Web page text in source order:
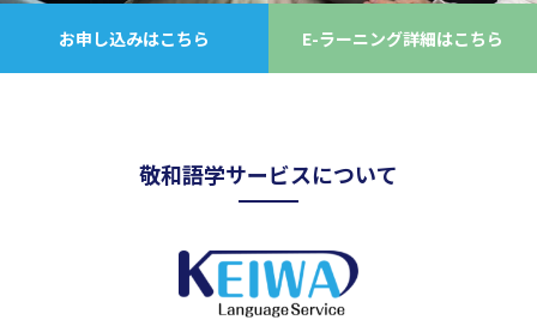
お申し込みはこちら E-ラーニング詳細はこちら
敬和語学サービスについて